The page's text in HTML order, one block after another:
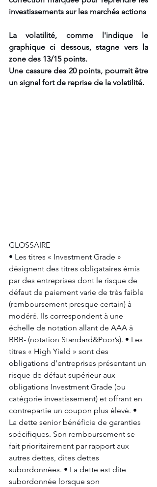
investissements sur les marchés actions
La volatilité, comme l'indique le
graphique ci dessous, stagne vers la
zone des 13/15 points.
Une cassure des 20 points, pourrait être
un signal fort de reprise de la volatilité.
GLOSSAIRE
• Les titres « Investment Grade »
désignent des titres obligataires émis
par des entreprises dont le risque de
défaut de paiement varie de très faible
(remboursement presque certain) à
modéré. Ils correspondent à une
échelle de notation allant de AAA à
BBB- (notation Standard&Poor’s). • Les
titres « High Yield » sont des
obligations d’entreprises présentant un
risque de défaut supérieur aux
obligations Investment Grade (ou
catégorie investissement) et offrant en
contrepartie un coupon plus élevé. •
La dette senior bénéficie de garanties
spécifiques. Son remboursement se
fait prioritairement par rapport aux
autres dettes, dites dettes
subordonnées. • La dette est dite
subordonnée lorsque son